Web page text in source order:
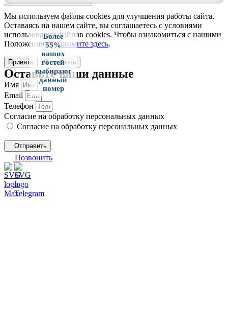
Более
55%
наших
гостей
выбирают
данный
номер
Мы используем файлы cookies для улучшения работы сайта.
Оставаясь на нашем сайте, вы соглашаетесь с условиями
использования файлов cookies. Чтобы ознакомиться с нашими
Положениями,нажмите здесь.
Принять Отклонить
Оставьте ваши данные
Имя
Email
Телефон
Согласие на обработку персональных данных
Согласие на обработку персональных данных
Отправить
Позвонить